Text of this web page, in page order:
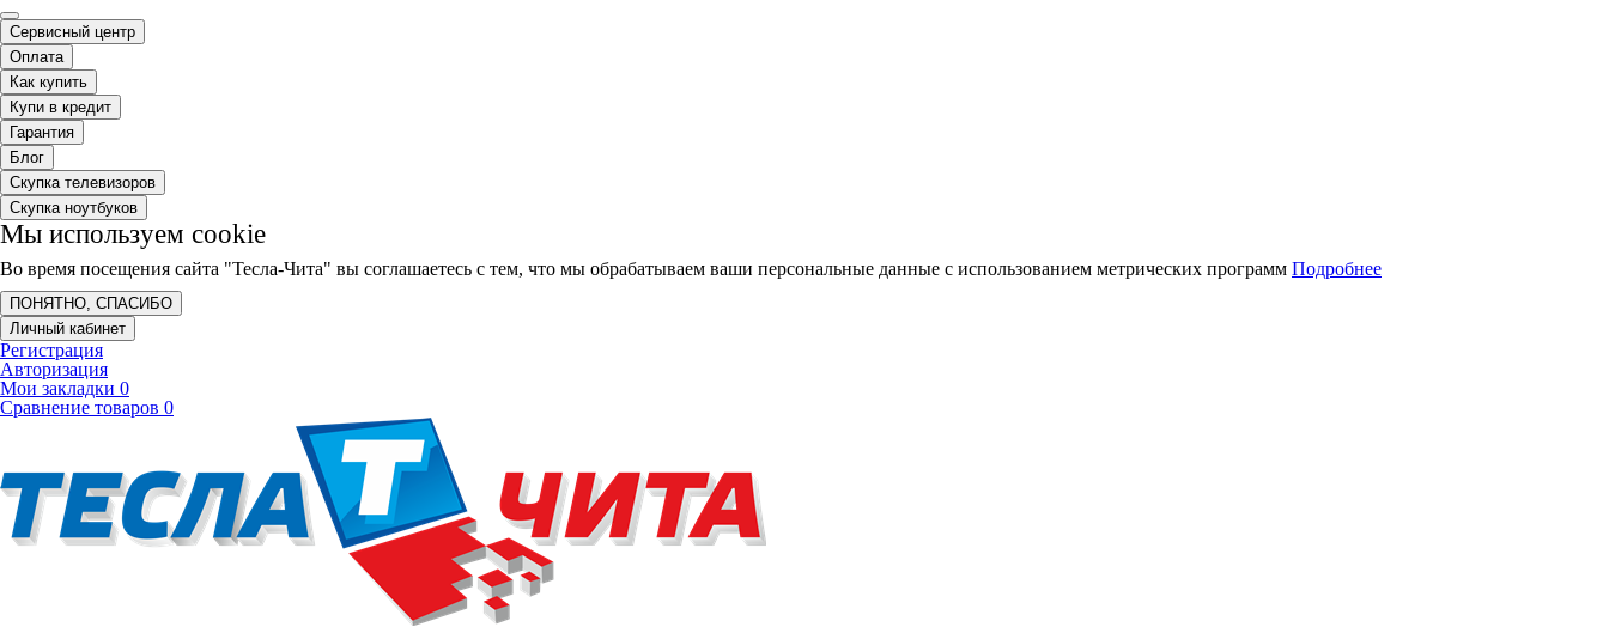
Сервисный центр
Оплата
Как купить
Купи в кредит
Гарантия
Блог
Скупка телевизоров
Скупка ноутбуков
Мы используем cookie
Во время посещения сайта "Тесла-Чита" вы соглашаетесь с тем, что мы обрабатываем ваши персональные данные с использованием метрических программ Подробнее
ПОНЯТНО, СПАСИБО
Личный кабинет
Регистрация
Авторизация
Мои закладки 0
Сравнение товаров 0